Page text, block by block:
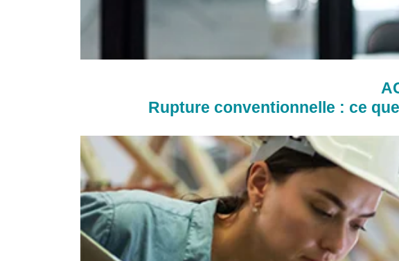
Rupture conventionnelle : ce